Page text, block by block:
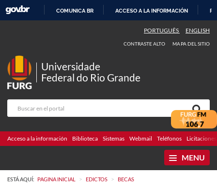
CONTENIDO
COMUNICA BR ACCESO A LA INFORMACIÓN
PORTUGUÊS ENGLISH
CONTRASTE ALTO MAPA DEL SITIO
Universidade
Federal do Rio Grande
Acceso a la información Biblioteca Sistemas Webmail Teléfonos Licitaciones
MENU
ESTÁ AQUÍ: PAGINA INICIAL > EDICTOS > BECAS